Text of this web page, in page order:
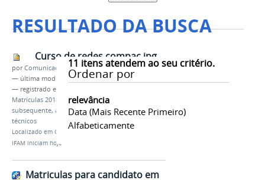
RESULTADO DA BUSCA
11 itens atendem ao seu critério.
Ordenar por
relevância
Data (mais Recente Primeiro)
Alfabeticamente
Curso de redes compac.jpg
porComunicação CPR
— última modificação04/01/2022 11h40
— registrado em:
Matrículas 2018/1
ano letivo 2022.1
subsequente, ampla concorrência,cotas,cursos
técnicos
Localizado em CAMPUS
IFAM iniciam hoje
Matriculas para candidato em